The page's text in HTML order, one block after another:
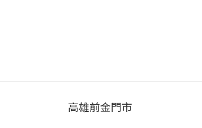
高雄前金門市